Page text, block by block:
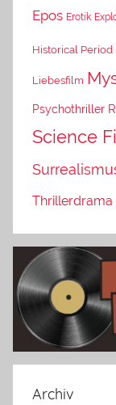
Epos Erotik
Historical Period
Liebesfilm
Psychothriller
Science
Thrillerdrama
Archiv